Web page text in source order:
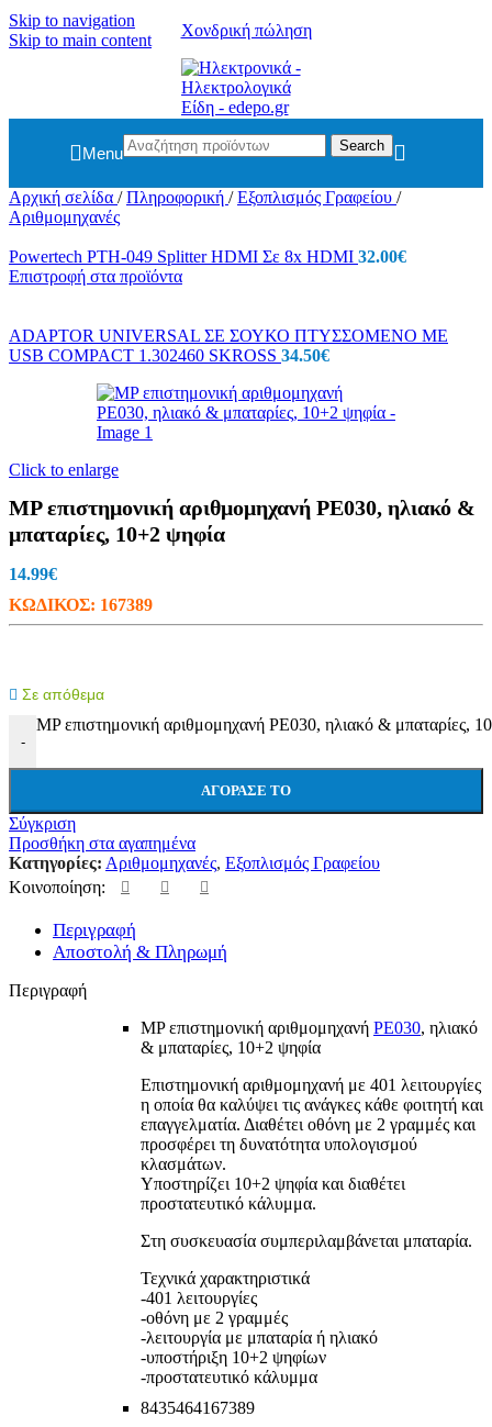
Skip to navigation
Skip to main content
Χονδρική πώληση
Menu Search
Αρχική σελίδα / Πληροφορική / Εξοπλισμός Γραφείου /
Αριθμομηχανές
Powertech PTH-049 Splitter HDMI Σε 8x HDMI 32.00€
Επιστροφή στα προϊόντα
ADAPTOR UNIVERSAL ΣΕ ΣΟΥΚΟ ΠΤΥΣΣΟΜΕΝΟ ΜΕ
USB COMPACT 1.302460 SKROSS 34.50€
Click to enlarge
MP επιστημονική αριθμομηχανή PE030, ηλιακό &
μπαταρίες, 10+2 ψηφία
14.99€
ΚΩΔΙΚΟΣ: 167389
Σε απόθεμα
-
MP επιστημονική αριθμομηχανή PE030, ηλιακό & μπαταρίες,
ΑΓΌΡΑΣΕ ΤΟ
Σύγκριση
Προσθήκη στα αγαπημένα
Κατηγορίες: Αριθμομηχανές, Εξοπλισμός Γραφείου
Κοινοποίηση:
Περιγραφή
Αποστολή & Πληρωμή
Περιγραφή
MP επιστημονική αριθμομηχανή PE030, ηλιακό
& μπαταρίες, 10+2 ψηφία
Επιστημονική αριθμομηχανή με 401 λειτουργίες
η οποία θα καλύψει τις ανάγκες κάθε φοιτητή και
επαγγελματία. Διαθέτει οθόνη με 2 γραμμές και
προσφέρει τη δυνατότητα υπολογισμού
κλασμάτων.
Υποστηρίζει 10+2 ψηφία και διαθέτει
προστατευτικό κάλυμμα.
Στη συσκευασία συμπεριλαμβάνεται μπαταρία.
Τεχνικά χαρακτηριστικά
-401 λειτουργίες
-οθόνη με 2 γραμμές
-λειτουργία με μπαταρία ή ηλιακό
-υποστήριξη 10+2 ψηφίων
-προστατευτικό κάλυμμα
8435464167389